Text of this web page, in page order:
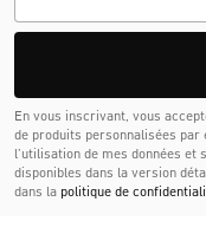
En vous inscrivant, vous
de produits personnalisées
l’utilisation de mes données
disponibles dans la version
dans la politique de